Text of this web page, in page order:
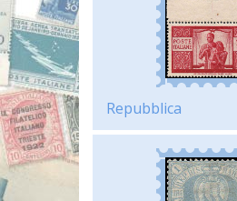
Repubblica